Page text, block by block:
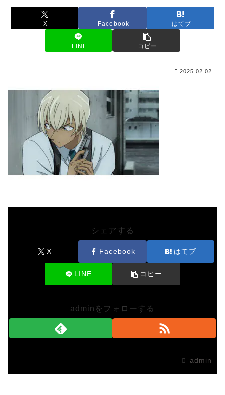
X Facebook はてブ
LINE コピー
2025.02.02
シェアする
X Facebook はてブ
LINE コピー
adminをフォローする
admin